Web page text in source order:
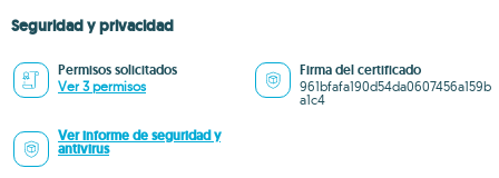
Seguridad y privacidad
Permisos solicitados
Ver 3 permisos
Firma del certificado
961bfafa190d54da0607456a159b
a1c4
Ver informe de seguridad y
antivirus